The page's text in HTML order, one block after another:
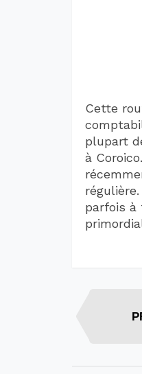
Cette
plupart
à
parfois à